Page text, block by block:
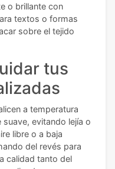
o brillante con
textos o formas
sobre el tejido
tus
a temperatura
evitando lejía o
libre o a baja
del revés para
calidad tanto del